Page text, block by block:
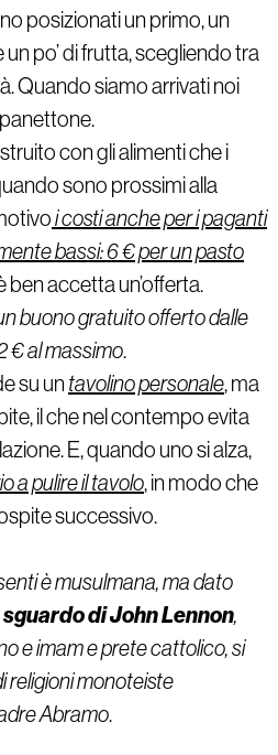
posizionati un primo, un
po’ di frutta, scegliendo tra
Quando siamo arrivati noi
con gli alimenti che i
sono prossimi alla
i costi anche per i paganti
bassi: 6 € per un pasto
ben accetta un’offerta.
buono gratuito offerto dalle
€ al massimo.
su un tavolino personale, ma
il che nel contempo evita
E, quando uno si alza,
a pulire il tavolo, in modo che
successivo.
è musulmana, ma dato
di John Lennon,
e imam e prete cattolico, si
religioni monoteiste
Abramo.